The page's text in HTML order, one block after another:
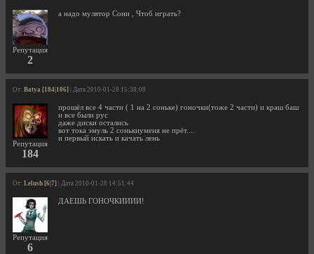
Репутация
2
а надо мулятор Сони , Чтоб играть?
От: Batya [184|106] | Дата 2010-01-28 15:38:08
Репутация
184
прошёл все 4 части ( 1 на 2 соньке) гоночки(тоже 2 части) и краш баш
и все были рус
даже диски остались
вот тока эмуль 2 сонькиуменя не прёт....
и первый искать и качать лень
От: Lelush [6|7] | Дата 2010-01-28 14:51:44
Репутация
6
ДАЕШЬ ГОНОЧКИИИИ!